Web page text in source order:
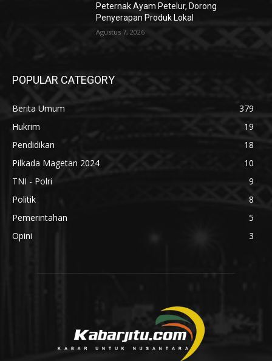
Peternak Ayam Petelur, Dorong
Penyerapan Produk Lokal
Agustus 7, 2026
POPULAR CATEGORY
Berita Umum
379
Hukrim
19
Pendidikan
18
Pilkada Magetan 2024
10
TNI - Polri
9
Politik
8
Pemerintahan
5
Opini
3